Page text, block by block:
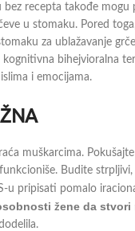
bez recepta takođe
u stomaku. Pored
za ublažavanje
bihejvioralna
i emocijama.
muškarcima.
Budite
u pripisati pomalo
žene da stvori